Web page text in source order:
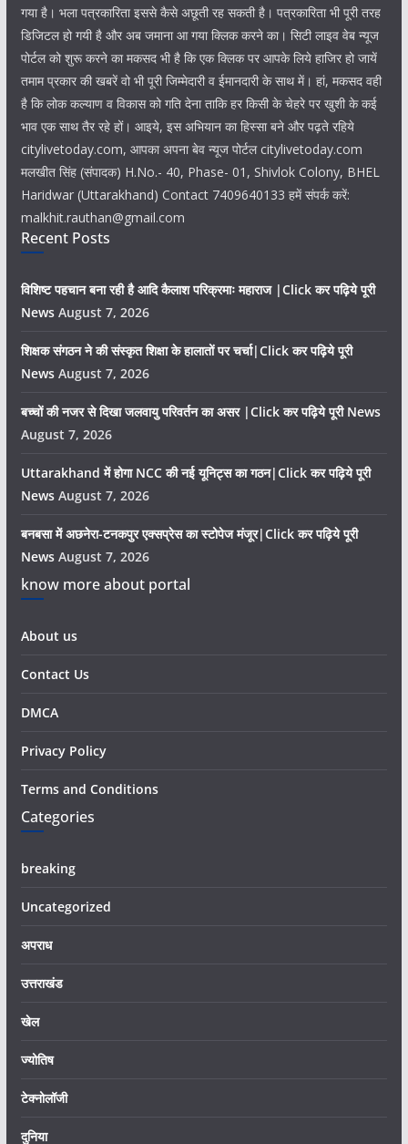
गया है। भला पत्रकारिता इससे कैसे अछूती रह सकती है। पत्रकारिता भी पूरी तरह
डिजिटल हो गयी है और अब जमाना आ गया क्लिक करने का। सिटी लाइव वेब न्यूज
पोर्टल को शुरू करने का मकसद भी है कि एक क्लिक पर आपके लिये हाजिर हो जायें
तमाम प्रकार की खबरें वो भी पूरी जिम्मेदारी व ईमानदारी के साथ में। हां, मकसद वही
है कि लोक कल्याण व विकास को गति देना ताकि हर किसी के चेहरे पर खुशी के कई
भाव एक साथ तैर रहे हों। आइये, इस अभियान का हिस्सा बने और पढ़ते रहिये
citylivetoday.com, आपका अपना बेव न्यूज पोर्टल citylivetoday.com
मलखीत सिंह (संपादक) H.No.- 40, Phase- 01, Shivlok Colony, BHEL
Haridwar (Uttarakhand) Contact 7409640133 हमें संपर्क करें:
malkhit.rauthan@gmail.com
Recent Posts
विशिष्ट पहचान बना रही है आदि कैलाश परिक्रमाः महाराज |Click कर पढ़िये पूरी
News August 7, 2026
शिक्षक संगठन ने की संस्कृत शिक्षा के हालातों पर चर्चा|Click कर पढ़िये पूरी
News August 7, 2026
बच्चों की नजर से दिखा जलवायु परिवर्तन का असर |Click कर पढ़िये पूरी News
August 7, 2026
Uttarakhand में होगा NCC की नई यूनिट्स का गठन|Click कर पढ़िये पूरी
News August 7, 2026
बनबसा में अछनेरा-टनकपुर एक्सप्रेस का स्टोपेज मंजूर|Click कर पढ़िये पूरी
News August 7, 2026
know more about portal
About us
Contact Us
DMCA
Privacy Policy
Terms and Conditions
Categories
breaking
Uncategorized
अपराध
उत्तराखंड
खेल
ज्योतिष
टेक्नोलॉजी
दुनिया